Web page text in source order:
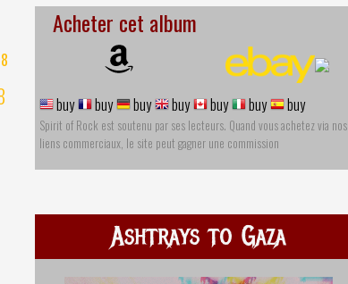
Acheter cet album
buy buy buy buy buy buy buy
Spirit of Rock est soutenu par ses lecteurs. Quand vous achetez via nos
liens commerciaux, le site peut gagner une commission
Ashtrays to Gaza